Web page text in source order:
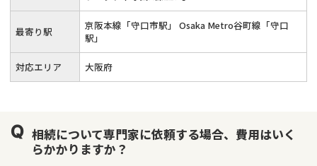
最寄り駅
京阪本線「守口市駅」 Osaka Metro谷町線「守口
駅」
対応エリア 大阪府
相続について専門家に依頼する場合、費用はいく
らかかりますか？